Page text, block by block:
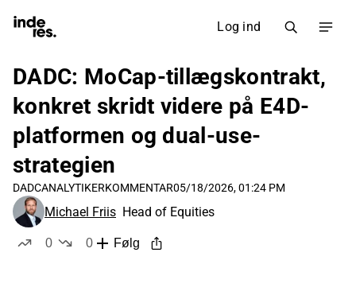
Log ind
DADC: MoCap-tillægskontrakt,
konkret skridt videre på E4D-
platformen og dual-use-
strategien
DADCANALYTIKERKOMMENTAR05/18/2026, 01:24 PM
Michael Friis Head of Equities
0
0
Følg